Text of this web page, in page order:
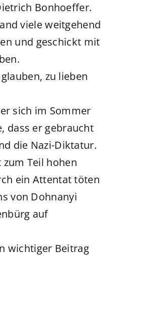
Bonhoeffer.
viele weitgehend
und geschickt mit
zu lieben
sich im Sommer
dass er gebraucht
die Nazi-Diktatur.
Teil hohen
ein Attentat töten
von Dohnanyi
auf
wichtiger Beitrag